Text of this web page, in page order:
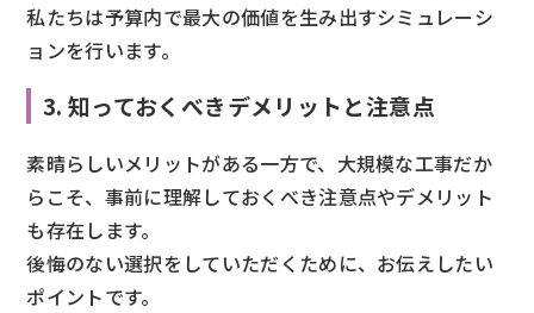
私たちは予算内で最大の価値を生み出すシミュレーシ
ョンを行います。
3. 知っておくべきデメリットと注意点
素晴らしいメリットがある一方で、大規模な工事だか
らこそ、事前に理解しておくべき注意点やデメリット
も存在します。
後悔のない選択をしていただくために、お伝えしたい
ポイントです。